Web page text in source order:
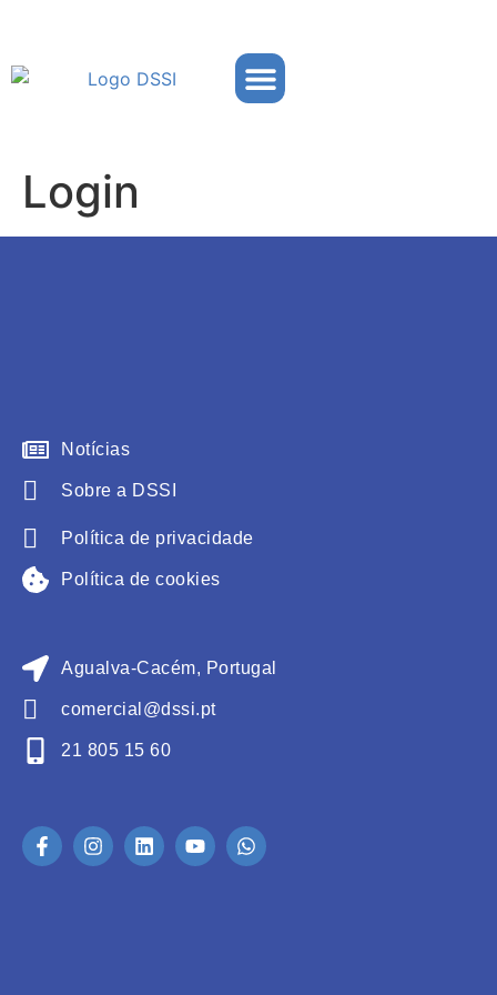
Login
Notícias
Sobre a DSSI
Política de privacidade
Política de cookies
Agualva-Cacém, Portugal
comercial@dssi.pt
21 805 15 60